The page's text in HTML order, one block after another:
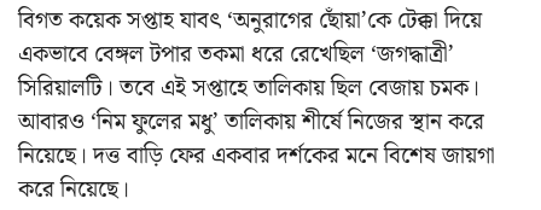
বিগত কয়েক সপ্তাহ যাবৎ ‘অনুরাগের ছোঁয়া’কে টেক্কা দিয়ে
একভাবে বেঙ্গল টপার তকমা ধরে রেখেছিল ‘জগদ্ধাত্রী’
সিরিয়ালটি। তবে এই সপ্তাহে তালিকায় ছিল বেজায় চমক।
আবারও ‘নিম ফুলের মধু’ তালিকায় শীর্ষে নিজের স্থান করে
নিয়েছে। দত্ত বাড়ি ফের একবার দর্শকের মনে বিশেষ জায়গা
করে নিয়েছে।